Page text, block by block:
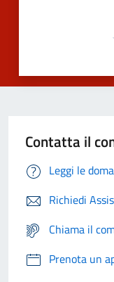
Contatta il
Leggi le
Richiedi
Chiama il
Prenota un